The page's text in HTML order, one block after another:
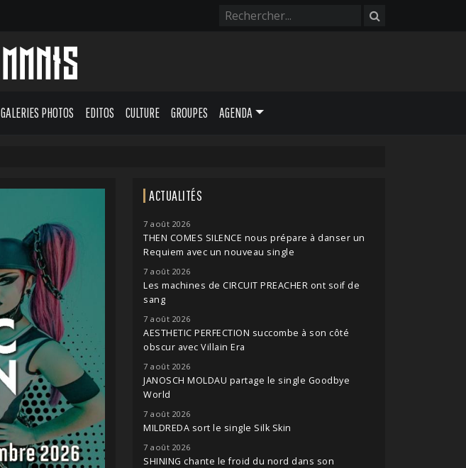
GALERIES PHOTOS EDITOS CULTURE GROUPES AGENDA
ACTUALITÉS
7 août 2026
THEN COMES SILENCE nous prépare à danser un
Requiem avec un nouveau single
7 août 2026
Les machines de CIRCUIT PREACHER ont soif de
sang
7 août 2026
AESTHETIC PERFECTION succombe à son côté
obscur avec Villain Era
7 août 2026
JANOSCH MOLDAU partage le single Goodbye
World
7 août 2026
MILDREDA sort le single Silk Skin
7 août 2026
SHINING chante le froid du nord dans son